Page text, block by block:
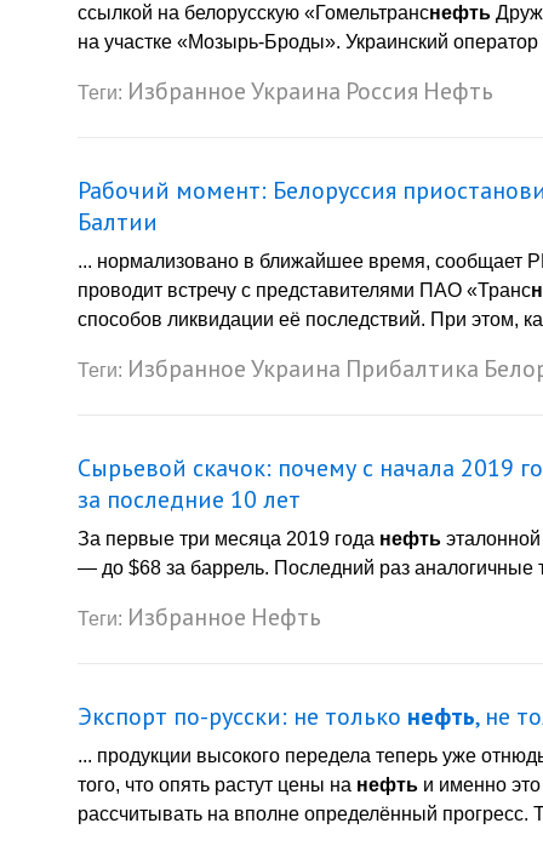
ссылкой на белорусскую «Гомельтранснефть
на участке «Мозырь-Броды». Украинский
Теги: ИзбранноеУкраина Россия Нефть
Рабочий момент: Белоруссия
Балтии
... нормализовано в ближайшее время, сообщает
проводит встречу с представителями ПАО «Транс
способов ликвидации её последствий. При этом,
Теги: ИзбранноеУкраина Прибалтика
Сырьевой скачок: почему с начала 2019
за последние 10 лет
За первые три месяца 2019 года нефть
— до $68 за баррель. Последний раз аналогичные
Теги: Избранное Нефть
Экспорт по-русски: не только нефть, не
... продукции высокого передела теперь уже
того, что опять растут цены на нефть и именно
рассчитывать на вполне определённый прогресс.